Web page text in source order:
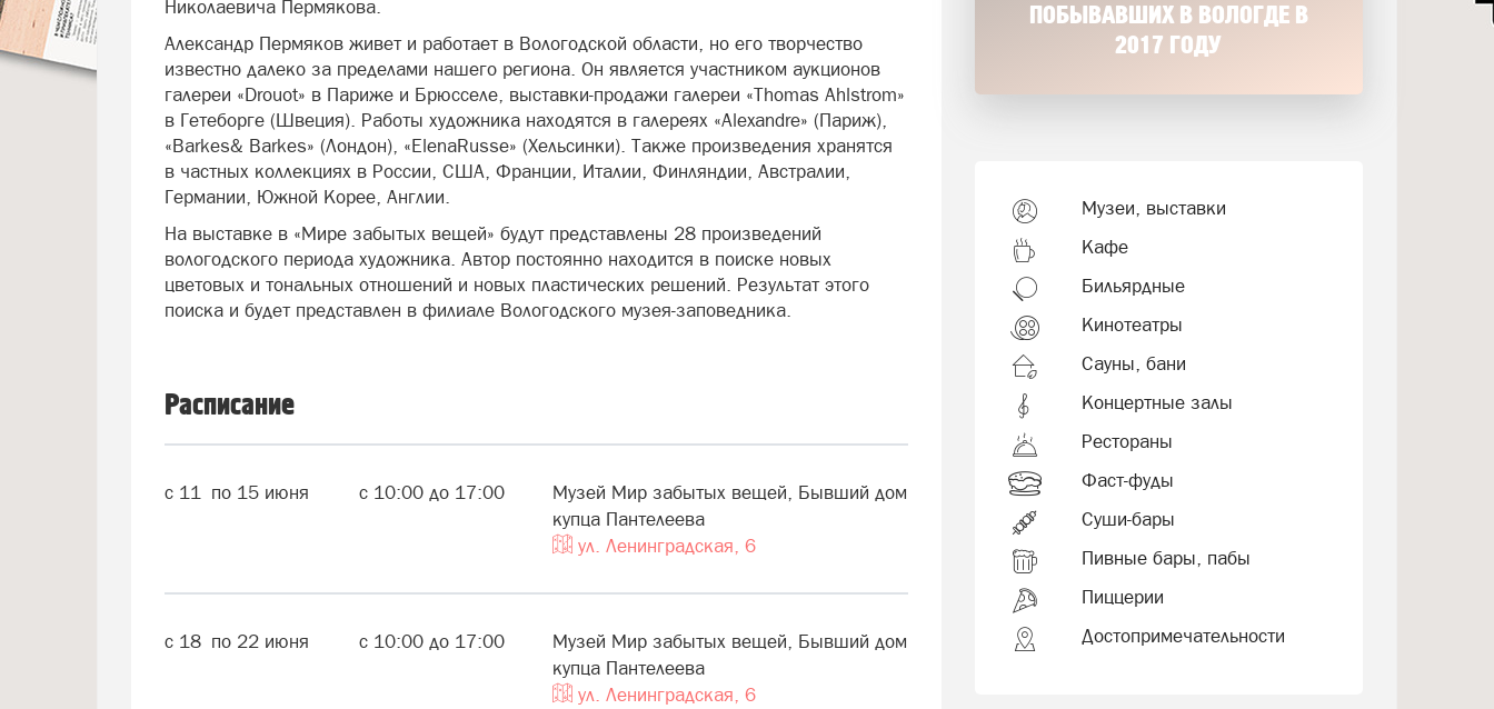
Николаевича Пермякова.
Александр Пермяков живет и работает в Вологодской области, но его творчество
известно далеко за пределами нашего региона. Он является участником аукционов
галереи «Drouot» в Париже и Брюсселе, выставки-продажи галереи «Thomas Ahlstrom»
в Гетеборге (Швеция). Работы художника находятся в галереях «Alexandre» (Париж),
«Barkes& Barkes» (Лондон), «ElenaRusse» (Хельсинки). Также произведения хранятся
в частных коллекциях в России, США, Франции, Италии, Финляндии, Австралии,
Германии, Южной Корее, Англии.
На выставке в «Мире забытых вещей» будут представлены 28 произведений
вологодского периода художника. Автор постоянно находится в поиске новых
цветовых и тональных отношений и новых пластических решений. Результат этого
поиска и будет представлен в филиале Вологодского музея-заповедника.
Расписание
с 11 по 15 июня с 10:00до 17:00
Музей Мир забытых вещей, Бывший дом
купца Пантелеева
ул. Ленинградская, 6
с 18 по 22 июня с 10:00до 17:00
Музей Мир забытых вещей, Бывший дом
купца Пантелеева
ул. Ленинградская, 6
ПОБЫВАВШИХ В ВОЛОГДЕ В
2017 ГОДУ
Музеи, выставки
Кафе
Бильярдные
Кинотеатры
Сауны, бани
Концертные залы
Рестораны
Фаст-фуды
Суши-бары
Пивные бары, пабы
Пиццерии
Достопримечательности